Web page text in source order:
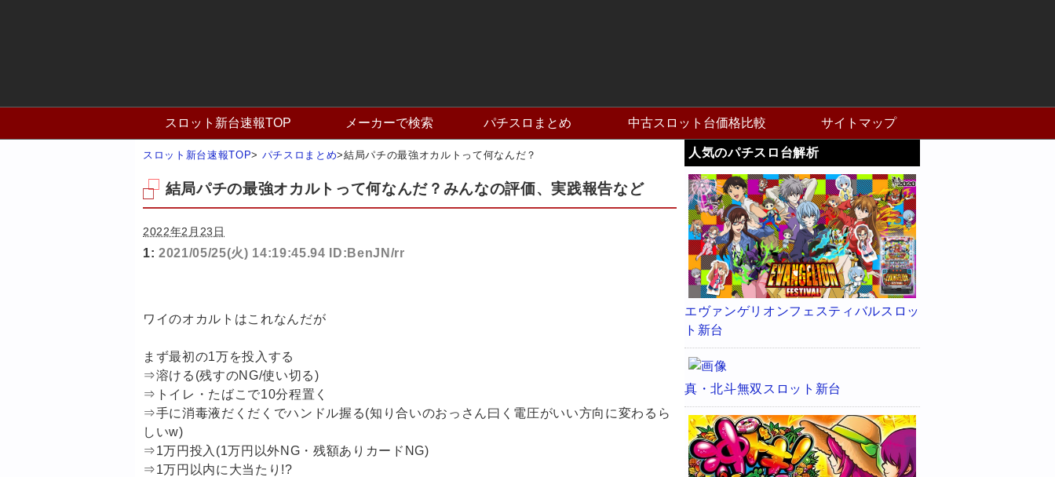
スロット新台速報TOP メーカーで検索 パチスロまとめ 中古スロット台価格比較 サイトマップ
スロット新台速報TOP> パチスロまとめ>結局パチの最強オカルトって何なんだ？
結局パチの最強オカルトって何なんだ？みんなの評価、実践報告など
2022年2月23日
1: 2021/05/25(火) 14:19:45.94 ID:BenJN/rr
ワイのオカルトはこれなんだが
まず最初の1万を投入する
⇒溶ける(残すのNG/使い切る)
⇒トイレ・たばこで10分程置く
⇒手に消毒液だくだくでハンドル握る(知り合いのおっさん曰く電圧がいい方向に変わるら
しいw)
⇒1万円投入(1万円以外NG・残額ありカードNG)
⇒1万円以内に大当たり!?
人気のパチスロ台解析
エヴァンゲリオンフェスティバルスロッ
ト新台
真・北斗無双スロット新台